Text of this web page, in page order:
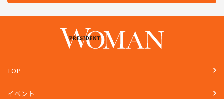
TOP
イベント